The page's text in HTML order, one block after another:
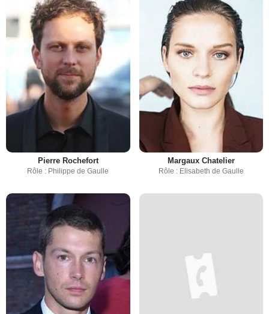
Pierre Rochefort
Rôle : Philippe de Gaulle
Margaux Chatelier
Rôle : Elisabeth de Gaulle